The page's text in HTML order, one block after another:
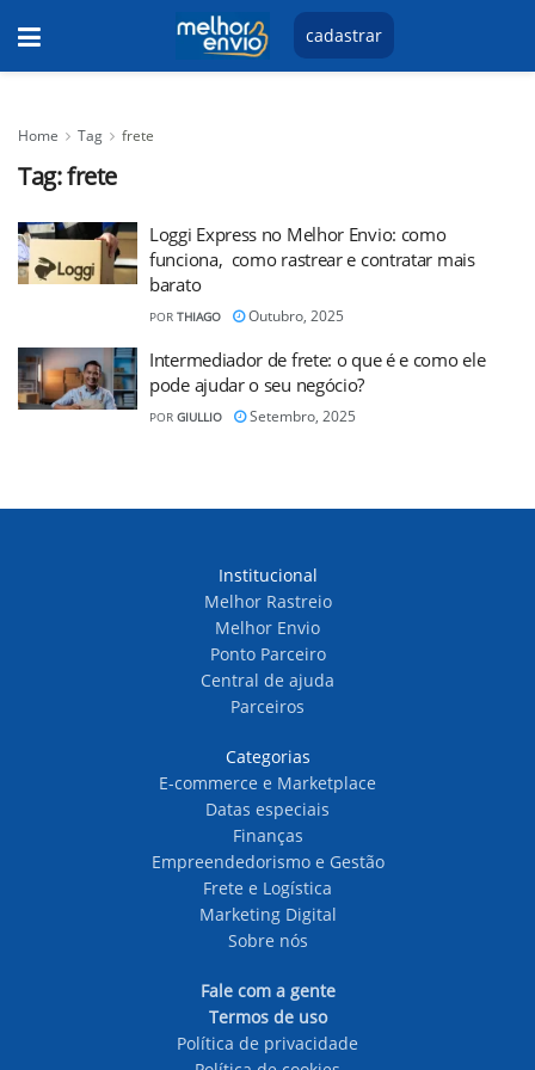
cadastrar
Home Tag frete
Tag:frete
Loggi Express no Melhor Envio: como
funciona, como rastrear e contratar mais
barato
POR THIAGO Outubro, 2025
Intermediador de frete: o que é e como ele
pode ajudar o seu negócio?
POR GIULLIO Setembro, 2025
Institucional
Melhor Rastreio
Melhor Envio
Ponto Parceiro
Central de ajuda
Parceiros
Categorias
E-commerce e Marketplace
Datas especiais
Finanças
Empreendedorismo e Gestão
Frete e Logística
Marketing Digital
Sobre nós
Fale com a gente
Termos de uso
Política de privacidade